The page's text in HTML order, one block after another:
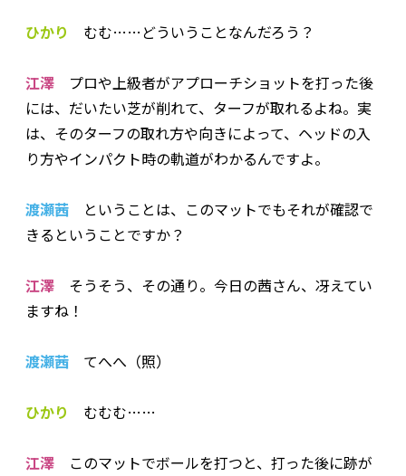
ひかり むむ……どういうことなんだろう？
江澤 プロや上級者がアプローチショットを打った後
には、だいたい芝が削れて、ターフが取れるよね。実
は、そのターフの取れ方や向きによって、ヘッドの入
り方やインパクト時の軌道がわかるんですよ。
渡瀬茜 ということは、このマットでもそれが確認で
きるということですか？
江澤 そうそう、その通り。今日の茜さん、冴えてい
ますね！
渡瀬茜 てへへ（照）
ひかり むむむ……
江澤 このマットでボールを打つと、打った後に跡が